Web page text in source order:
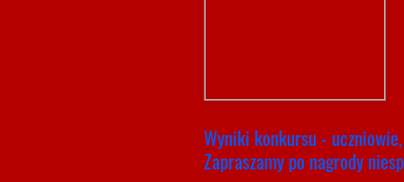
Wyniki konkursu -
Zapraszamy po nagrody